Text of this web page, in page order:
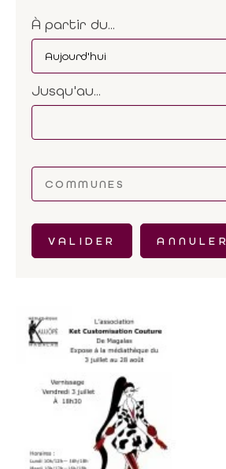
À partir du...
Jusqu'au...
COMMUNES
VALIDER ANNULER